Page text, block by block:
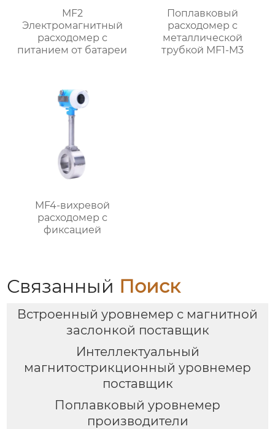
MF2
Электромагнитный
расходомер с
питанием от батареи
Поплавковый
расходомер с
металлической
трубкой MF1-M3
MF4-вихревой
расходомер с
фиксацией
Связанный Поиск
Встроенный уровнемер с магнитной
заслонкой поставщик
Интеллектуальный
магнитострикционный уровнемер
поставщик
Поплавковый уровнемер
производители